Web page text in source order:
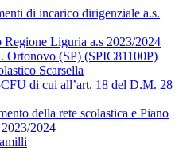
di incarico dirigenziale a.s.
Regione Liguria a.s 2023/2024
Ortonovo (SP) (SPIC81100P)
Scarsella
di cui all’art. 18 del D.M. 28
della rete scolastica e Piano
2024